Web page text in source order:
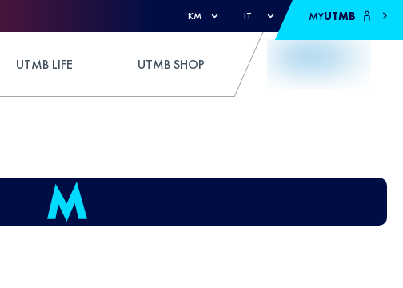
KM IT MYUTMB
UTMB LIFE UTMB SHOP